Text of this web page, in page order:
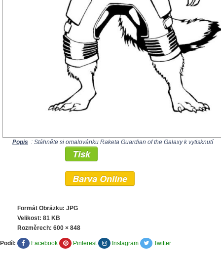
Popis : Stáhněte si omalovánku Raketa Guardian of the Galaxy k vytisknutí
Tisk
Barva Online
Formát Obrázku: JPG
Velikost: 81 KB
Rozměrech: 600 × 848
Podíl: Facebook Pinterest Instagram Twitter